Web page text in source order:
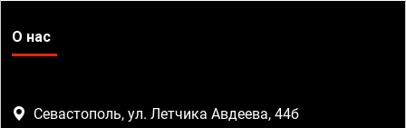
О нас
Севастополь, ул. Летчика Авдеева, 44б